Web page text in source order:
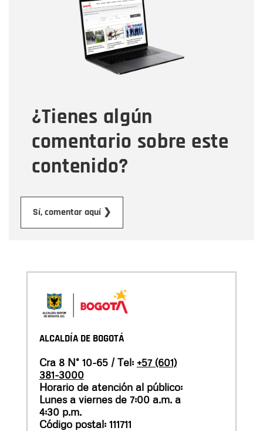
¿Tienes algún
comentario sobre este
contenido?
Sí, comentar aquí ❯
Correo electrónico
Tipo de comentario
Mensaje
ALCALDÍA DE BOGOTÁ
Cra 8 N° 10-65 / Tel: +57 (601)
381-3000
Horario de atención al público:
Lunes a viernes de 7:00 a.m. a
4:30 p.m.
Código postal: 111711